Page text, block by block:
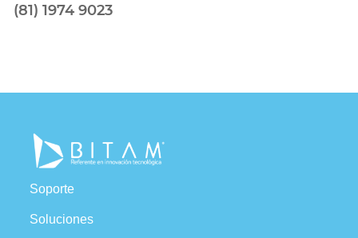
(81) 1974 9023
Soporte
Soluciones